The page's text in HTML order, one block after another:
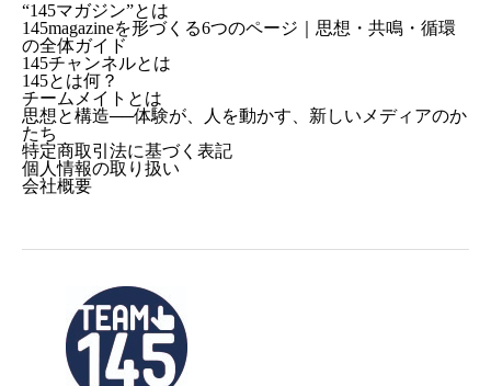
“145マガジン”とは
145magazineを形づくる6つのページ｜思想・共鳴・循環
の全体ガイド
145チャンネルとは
145とは何？
チームメイトとは
思想と構造──体験が、人を動かす、新しいメディアのか
たち
特定商取引法に基づく表記
個人情報の取り扱い
会社概要